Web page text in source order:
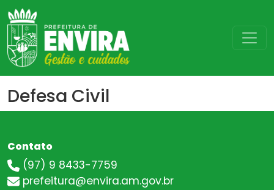
Defesa Civil
Contato
(97) 9 8433-7759
prefeitura@envira.am.gov.br